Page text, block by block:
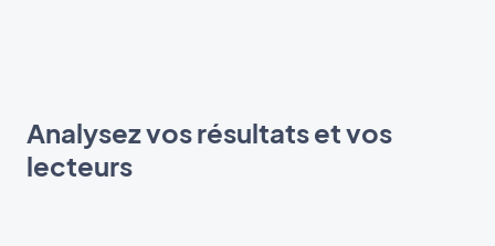
Analysez vos résultats et vos
lecteurs